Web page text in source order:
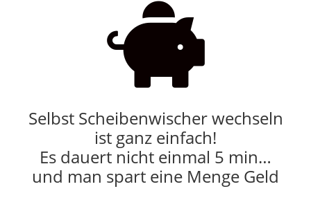

Selbst Scheibenwischer wechseln
ist ganz einfach!
Es dauert nicht einmal 5 min…
und man spart eine Menge Geld